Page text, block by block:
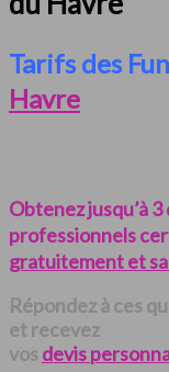
Tarifs des
Havre
Obtenez jusqu’à 3
professionnels
gratuitement et
Répondez à ces
et recevez
vos devis